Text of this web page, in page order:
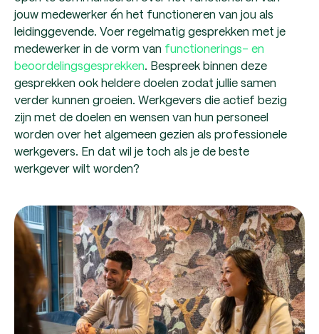
jouw medewerker én het functioneren van jou als
leidinggevende. Voer regelmatig gesprekken met je
medewerker in de vorm van functionerings- en
beoordelingsgesprekken. Bespreek binnen deze
gesprekken ook heldere doelen zodat jullie samen
verder kunnen groeien. Werkgevers die actief bezig
zijn met de doelen en wensen van hun personeel
worden over het algemeen gezien als professionele
werkgevers. En dat wil je toch als je de beste
werkgever wilt worden?